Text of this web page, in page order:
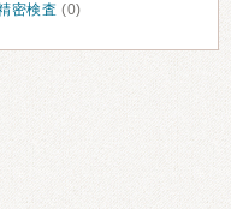
密検査 (0)